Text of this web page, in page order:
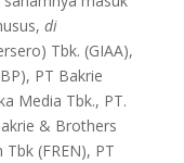
di
Tbk. (GIAA),
PT Bakrie
Media Tbk., PT.
& Brothers
(FREN), PT